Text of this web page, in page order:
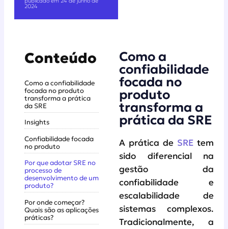
2024
Conteúdo
Como a confiabilidade
focada no produto
transforma a prática
da SRE
Insights
Confiabilidade focada
no produto
Por que adotar SRE no
processo de
desenvolvimento de um
produto?
Por onde começar?
Quais são as aplicações
práticas?
Como a
confiabilidade
focada no
produto
transforma a
prática da SRE
A prática de SRE tem
sido diferencial na
gestão da
confiabilidade e
escalabilidade de
sistemas complexos.
Tradicionalmente, a